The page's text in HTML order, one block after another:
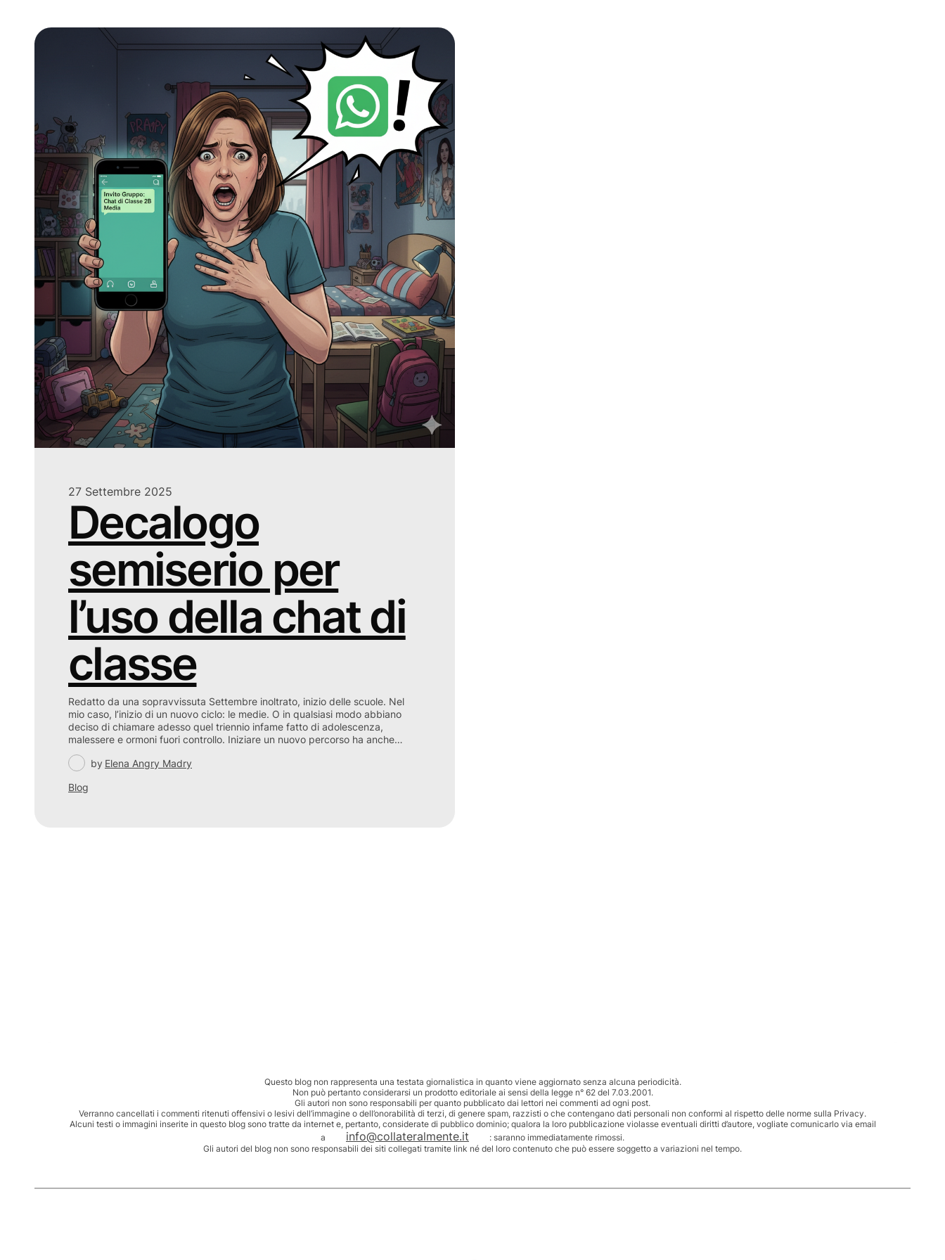
27 Settembre 2025
Decalogo
semiserio per
l’uso della chat di
classe
Redatto da una sopravvissuta Settembre inoltrato, inizio delle scuole. Nel
mio caso, l’inizio di un nuovo ciclo: le medie. O in qualsiasi modo abbiano
deciso di chiamare adesso quel triennio infame fatto di adolescenza,
malessere e ormoni fuori controllo. Iniziare un nuovo percorso ha anche…
by Elena Angry Madry
Blog
Questo blog non rappresenta una testata giornalistica in quanto viene aggiornato senza alcuna periodicità.
Non può pertanto considerarsi un prodotto editoriale ai sensi della legge n° 62 del 7.03.2001.
Gli autori non sono responsabili per quanto pubblicato dai lettori nei commenti ad ogni post.
Verranno cancellati i commenti ritenuti offensivi o lesivi dell’immagine o dell’onorabilità di terzi, di genere spam, razzisti o che contengano dati personali non conformi al rispetto delle norme sulla Privacy.
Alcuni testi o immagini inserite in questo blog sono tratte da internet e, pertanto, considerate di pubblico dominio; qualora la loro pubblicazione violasse eventuali diritti d’autore, vogliate comunicarlo via email
a
info@collateralmente.it
: saranno immediatamente rimossi.
Gli autori del blog non sono responsabili dei siti collegati tramite link né del loro contenuto che può essere soggetto a variazioni nel tempo.